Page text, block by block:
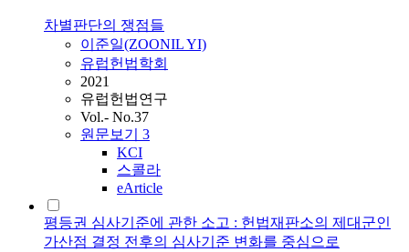
차별판단의 쟁점들
이준일(ZOONIL YI)
유럽헌법학회
2021
유럽헌법연구
Vol.- No.37
원문보기 3
KCI
스콜라
eArticle
평등권 심사기준에 관한 소고 : 헌법재판소의 제대군인
가산점 결정 전후의 심사기준 변화를 중심으로